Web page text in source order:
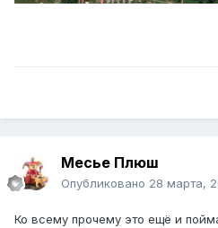
Месье Плюш
Опубликовано 28 марта,
Ко всему прочему это ещё и